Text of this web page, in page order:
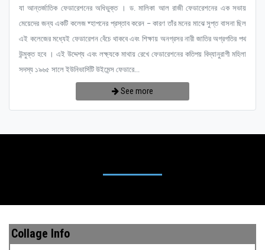
যা আন্তর্জাতিক ফেডারেশনের অধিভুক্ত । ড. মালিকা আল রাজী ফেডারেশনের এক সভায়
মেয়েদের জন্য একটি কলেজ ষ্হাপনের প্রস্তাব করেন – কারণ তাঁর মনের মাঝে সুপ্ত বাসনা ছিল
এই কলেজের মধ্যেই ফেডারেশন বেঁচে থাকবে এবং শিক্ষায় অনগ্রসর নারী জাতির অগ্রগতির পথ
উন্মুক্ত হবে । এই উদ্দেশ্য এবং লক্ষ্যকে মাথায় রেখে ফেডারেশনের কতিপয় বিদ্যানুরাগী মহিলা
সদস্য ১৯৬৫ সালে ইউনিভার্সিটি উইমেন্স ফেডারে...
See more
Collage Info